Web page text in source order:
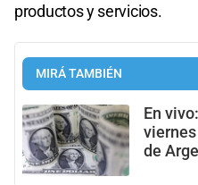
productos y servicios.
MIRÁ TAMBIÉN
En
de